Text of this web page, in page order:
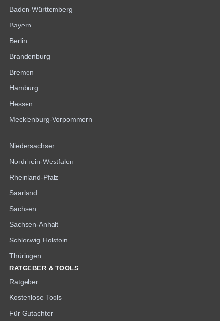
Baden-Württemberg
Bayern
Berlin
Brandenburg
Bremen
Hamburg
Hessen
Mecklenburg-Vorpommern
Niedersachsen
Nordrhein-Westfalen
Rheinland-Pfalz
Saarland
Sachsen
Sachsen-Anhalt
Schleswig-Holstein
Thüringen
RATGEBER & TOOLS
Ratgeber
Kostenlose Tools
Für Gutachter